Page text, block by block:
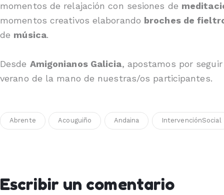
momentos de relajación con sesiones de
momentos creativos elaborando broches de
de música.
Desde Amigonianos Galicia, apostamos por
verano de la mano de nuestras/os participantes.
Abrente Acouguiño Andaina IntervenciónSocial
Escribir un comentario